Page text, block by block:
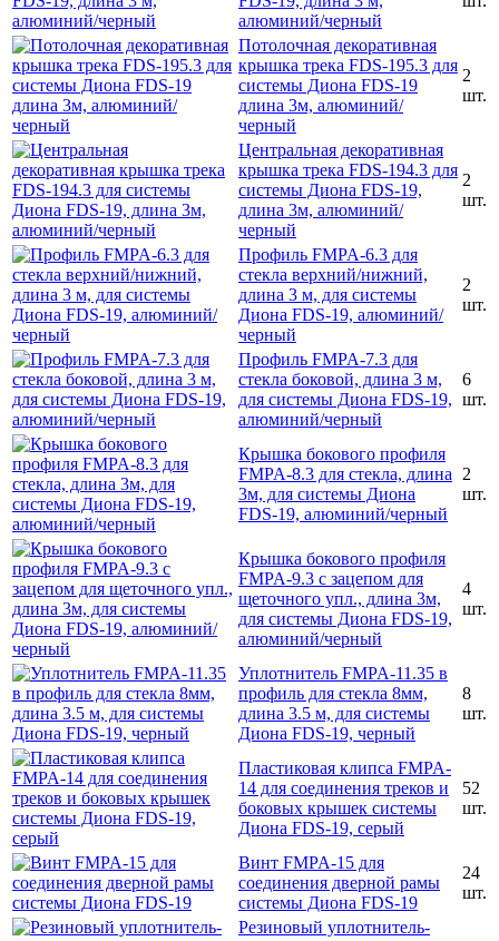
алюминий/черный
Потолочная декоративная
крышка трека FDS-195.3 для
системы Диона FDS-19
длина 3м, алюминий/
черный
2
шт.
Центральная декоративная
крышка трека FDS-194.3 для
системы Диона FDS-19,
длина 3м, алюминий/
черный
2
шт.
Профиль FMPA-6.3 для
стекла верхний/нижний,
длина 3 м, для системы
Диона FDS-19, алюминий/
черный
2
шт.
Профиль FMPA-7.3 для
стекла боковой, длина 3 м,
для системы Диона FDS-19,
алюминий/черный
6
шт.
Крышка бокового профиля
FMPA-8.3 для стекла, длина
3м, для системы Диона
FDS-19, алюминий/черный
2
шт.
Крышка бокового профиля
FMPA-9.3 с зацепом для
щеточного упл., длина 3м,
для системы Диона FDS-19,
алюминий/черный
4
шт.
Уплотнитель FMPA-11.35 в
профиль для стекла 8мм,
длина 3.5 м, для системы
Диона FDS-19, черный
8
шт.
Пластиковая клипса FMPA-
14 для соединения треков и
боковых крышек системы
Диона FDS-19, серый
52
шт.
Винт FMPA-15 для
соединения дверной рамы
системы Диона FDS-19
24
шт.
Резиновый уплотнитель-